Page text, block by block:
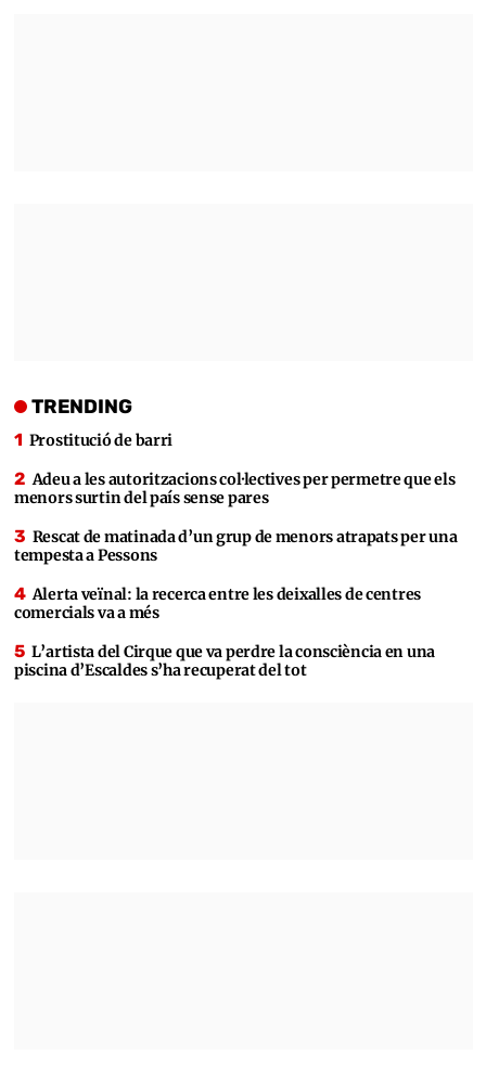
TRENDING
Prostitució de barri
Adeu a les autoritzacions col·lectives per permetre que els
menors surtin del país sense pares
Rescat de matinada d’un grup de menors atrapats per una
tempesta a Pessons
Alerta veïnal: la recerca entre les deixalles de centres
comercials va a més
L’artista del Cirque que va perdre la consciència en una
piscina d’Escaldes s’ha recuperat del tot